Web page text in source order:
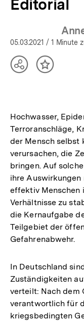
Editorial
05.03.2021 / 1 Minute
TeilenInhalt
Hochwasser,
Terroranschläge,
der Mensch selbst
verursachen, die
bringen. Auf
ihre Auswirkungen
effektiv Menschen
Verhältnisse zu
die Kernaufgabe
Teilgebiet der
Gefahrenabwehr.
In Deutschland
Zuständigkeiten
verteilt: Nach dem
verantwortlich für
kriegsbedingten